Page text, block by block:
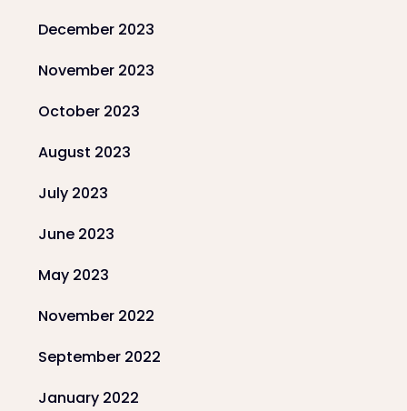
December 2023
November 2023
October 2023
August 2023
July 2023
June 2023
May 2023
November 2022
September 2022
January 2022